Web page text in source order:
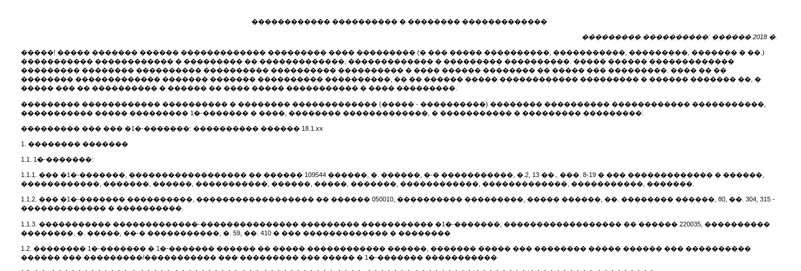
������������ ���������� � �������� �������������
��������� ����������: ������ 2018 �.
�����! ����� ������� ������ ������������� ��������� ���� ��������� (� ��� ����� ����������, �����������, ���������, ������� � ��.)
����������� ������������ � ��������� �� �������������, ������������� � ��������� ����������. ����� ������ �������������
��������� �������� ���������� ���������� ���������� ���������� � ���� ������ �������� �� ����� ��� ���������. ���� �� ��
�������� ������������� ������� ������� ���������� ����������, �� �� ������ ����� ������������ ��������� � ������ ������� ��, �
����� ��� �� ���������� � ������ �� ���� ����� ����������� � ���� ���������.
��������� ������������ ���������� � �������� ������������� (����� - ����������) �������� ���������� ������������ �����������,
����������� ����� ��������� 1�-������� � ����, �������� �������������, � ����������� � ��������� ���������:
��������� ��� ��� �1�-�������: ���������� ������ 18.1.xx
1. �������� �������
1.1. 1�-�������:
1.1.1. ��� �1�-�������, ������������������ �� ������ 109544 ������, �. ������, �-� �����������, �.2, 13 ��., ���. 8-19 � ��� ������������� � ������,
������������, �������, ������, �����������, ������, �����, �������, ������������, �������������, �����������, �������.
1.1.2. ��� �1�-������� ����������, ������������������ �� ������ 050010, ���������� ���������, ����� ������, ��. �������� ������, 80, ��. 304, 315 -
������������� � ����������.
1.1.3. ����������� �������������-��������������� ��������� ����������� �1�-�������, ������������������ �� ������ 220035, ����������
��������, �. �����, ��-� �����������, �. 59, ��. 410 � ��� ������������� � ��������
1.2. �������� 1�-������� � 1�-������� ������ �� ����� ������������ ������, ������� ����� ��� �������� ����� ������ ��� ����������
������ ��� ���������/����������� ��� ��������� ��� ����� � 1�-������� �����������